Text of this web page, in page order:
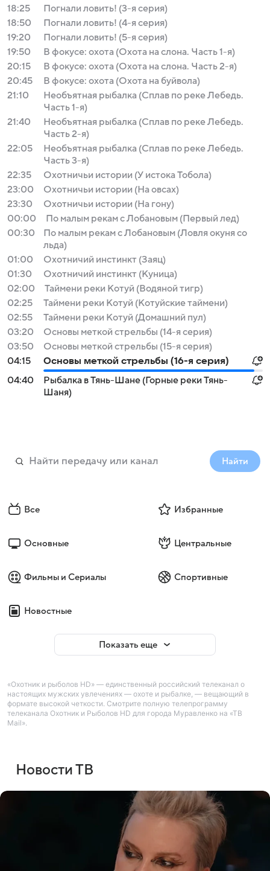
18:25
Погнали ловить! (3-я серия)
18:50
Погнали ловить! (4-я серия)
19:20
Погнали ловить! (5-я серия)
19:50
В фокусе: охота (Охота на слона. Часть 1-я)
20:15
В фокусе: охота (Охота на слона. Часть 2-я)
20:45
В фокусе: охота (Охота на буйвола)
21:10
Необъятная рыбалка (Сплав по реке Лебедь.
Часть 1-я)
21:40
Необъятная рыбалка (Сплав по реке Лебедь.
Часть 2-я)
22:05
Необъятная рыбалка (Сплав по реке Лебедь.
Часть 3-я)
22:35
Охотничьи истории (У истока Тобола)
23:00
Охотничьи истории (На овсах)
23:30
Охотничьи истории (На гону)
00:00
По малым рекам с Лобановым (Первый лед)
00:30
По малым рекам с Лобановым (Ловля окуня со
льда)
01:00
Охотничий инстинкт (Заяц)
01:30
Охотничий инстинкт (Куница)
02:00
Таймени реки Котуй (Водяной тигр)
02:25
Таймени реки Котуй (Котуйские таймени)
02:55
Таймени реки Котуй (Домашний пул)
03:20
Основы меткой стрельбы (14-я серия)
03:50
Основы меткой стрельбы (15-я серия)
04:15
Основы меткой стрельбы (16-я серия)
04:40
Рыбалка в Тянь-Шане (Горные реки Тянь-
Шаня)
Найти
Все Избранные
Основные Центральные
Фильмы и Сериалы Спортивные
Новостные
Показать еще
«Охотник и рыболов HD» — единственный российский телеканал о
настоящих мужских увлечениях — охоте и рыбалке, — вещающий в
формате высокой четкости. Смотрите полную телепрограмму
телеканала Охотник и Рыболов HD для города Муравленко на «ТВ
Mail».
Новости ТВ